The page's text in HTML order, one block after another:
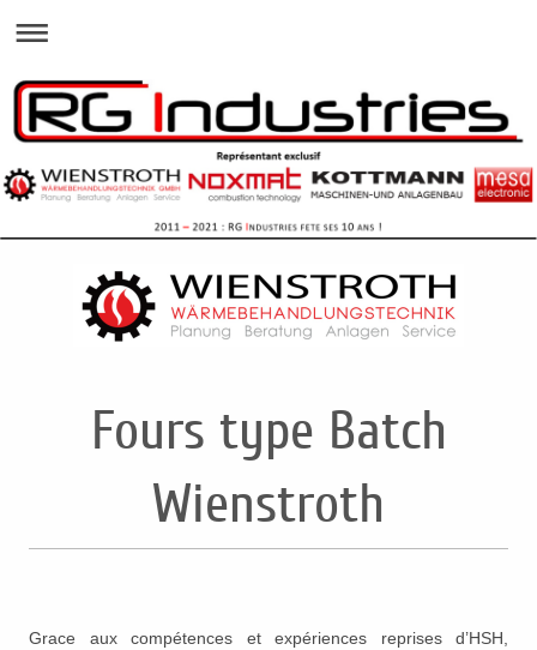
Fours type Batch
Wienstroth
Grace aux compétences et expériences reprises d’HSH,